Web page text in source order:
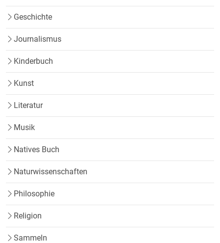
Geschichte
Journalismus
Kinderbuch
Kunst
Literatur
Musik
Natives Buch
Naturwissenschaften
Philosophie
Religion
Sammeln